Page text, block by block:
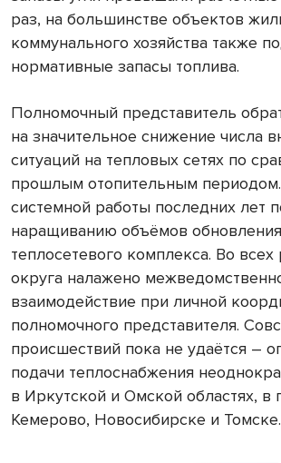
раз, на большинстве объектов
коммунального хозяйства также
нормативные запасы топлива.
Полномочный представитель
на значительное снижение числа
ситуаций на тепловых сетях по
прошлым отопительным периодом.
системной работы последних лет
наращиванию объёмов обновления
теплосетевого комплекса. Во всех
округа налажено
взаимодействие при личной
полномочного представителя.
происшествий пока не удаётся –
подачи теплоснабжения
в Иркутской и Омской областях, в
Кемерово, Новосибирске и Томске.